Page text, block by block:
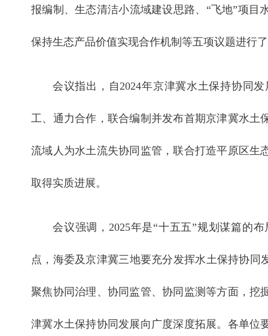
报编制、生态清洁小流域建设思路、“飞地”项
保持生态产品价值实现合作机制等五项议题进行
会议指出，自2024年京津冀水土保持协同
工、通力合作，联合编制并发布首期京津冀水土
流域人为水土流失协同监管，联合打造平原区生
取得实质进展。
会议强调，2025年是“十五五”规划谋篇的
点，海委及京津冀三地要充分发挥水土保持协同
聚焦协同治理、协同监管、协同监测等方面，挖
津冀水土保持协同发展向广度深度拓展。各单位